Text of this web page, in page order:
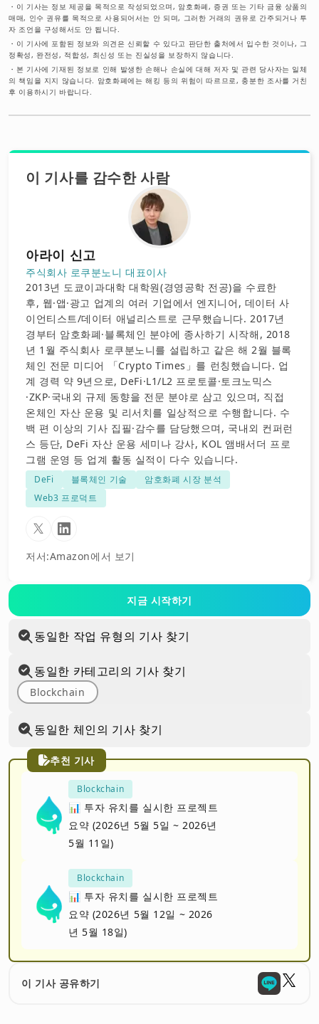
・ 이 기사는 정보 제공을 목적으로 작성되었으며, 암호화폐, 증권 또는 기타 금융 상품의
매매, 인수 권유를 목적으로 사용되어서는 안 되며, 그러한 거래의 권유로 간주되거나 투
자 조언을 구성해서도 안 됩니다.
・ 이 기사에 포함된 정보와 의견은 신뢰할 수 있다고 판단한 출처에서 입수한 것이나, 그
정확성, 완전성, 적합성, 최신성 또는 진실성을 보장하지 않습니다.
・ 본 기사에 기재된 정보로 인해 발생한 손해나 손실에 대해 저자 및 관련 당사자는 일체
의 책임을 지지 않습니다. 암호화폐에는 해킹 등의 위험이 따르므로, 충분한 조사를 거친
후 이용하시기 바랍니다.
이 기사를 감수한 사람
아라이 신고
주식회사 로쿠분노니 대표이사
2013년 도쿄이과대학 대학원(경영공학 전공)을 수료한
후, 웹·앱·광고 업계의 여러 기업에서 엔지니어, 데이터 사
이언티스트/데이터 애널리스트로 근무했습니다. 2017년
경부터 암호화폐·블록체인 분야에 종사하기 시작해, 2018
년 1월 주식회사 로쿠분노니를 설립하고 같은 해 2월 블록
체인 전문 미디어 「Crypto Times」를 런칭했습니다. 업
계 경력 약 9년으로, DeFi·L1/L2 프로토콜·토크노믹스
·ZKP·국내외 규제 동향을 전문 분야로 삼고 있으며, 직접
온체인 자산 운용 및 리서치를 일상적으로 수행합니다. 수
백 편 이상의 기사 집필·감수를 담당했으며, 국내외 컨퍼런
스 등단, DeFi 자산 운용 세미나 강사, KOL 앰배서더 프로
그램 운영 등 업계 활동 실적이 다수 있습니다.
DeFi 블록체인 기술
암호화폐 시장 분석
Web3 프로덕트
저서:Amazon에서 보기
지금 시작하기
추천 기사
Blockchain
📊 투자 유치를 실시한 프로젝트
요약 (2026년 5월 5일 ~ 2026년
5월 11일)
Blockchain
📊 투자 유치를 실시한 프로젝트
요약 (2026년 5월 12일 ~ 2026
년 5월 18일)
동일한 작업 유형의 기사 찾기
동일한 카테고리의 기사 찾기
Blockchain
동일한 체인의 기사 찾기
이 기사 공유하기